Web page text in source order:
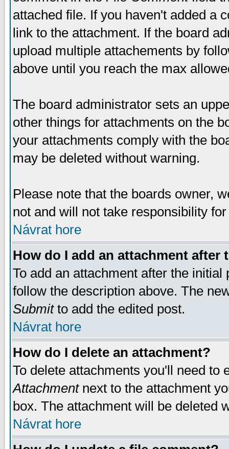
attached file. If you haven't added a
link to the attachment. If the board
upload multiple attachements by
above until you reach the max
The board administrator sets an
other things for attachments on the
your attachments comply with the
may be deleted without warning.
Please note that the boards owner,
not and will not take responsibility
Návrat hore
How do I add an attachment after
To add an attachment after the
follow the description above. The
Submitto add the edited post.
Návrat hore
How do I delete an attachment?
To delete attachments you'll need
Attachmentnext to the attachment
box. The attachment will be deleted
Návrat hore